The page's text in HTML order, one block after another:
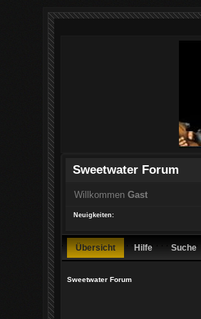
Sweetwater Forum
Willkommen Gast
Neuigkeiten:
Übersicht Hilfe Suche
Sweetwater Forum